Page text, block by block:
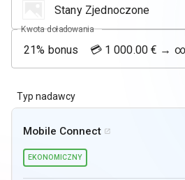
Kwota doładowania
Typ nadawcy
Mobile Connect 
EKONOMICZNY